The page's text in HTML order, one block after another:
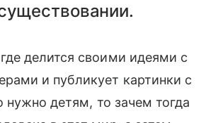
делится своими идеями с
и публикует картинки с
нужно детям, то зачем тогда